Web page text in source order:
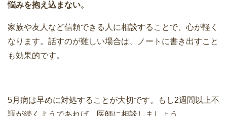
悩みを抱え込まない。
家族や友人など信頼できる人に相談することで、心が軽く
なります。話すのが難しい場合は、ノートに書き出すこと
も効果的です。
5月病は早めに対処することが大切です。もし2週間以上不